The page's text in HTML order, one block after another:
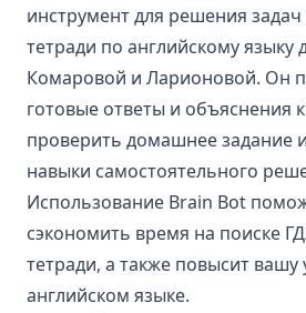
инструмент для решения
тетради по английскому языку
Комаровой и Ларионовой. Он
готовые ответы и объяснения
проверить домашнее задание
навыки самостоятельного
Использование Brain Bot
сэкономить время на поиске
тетради, а также повысит вашу
английском языке.